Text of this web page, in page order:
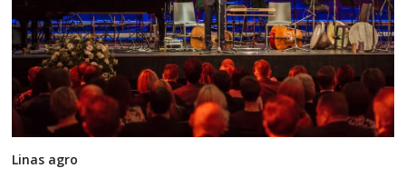
Linas agro